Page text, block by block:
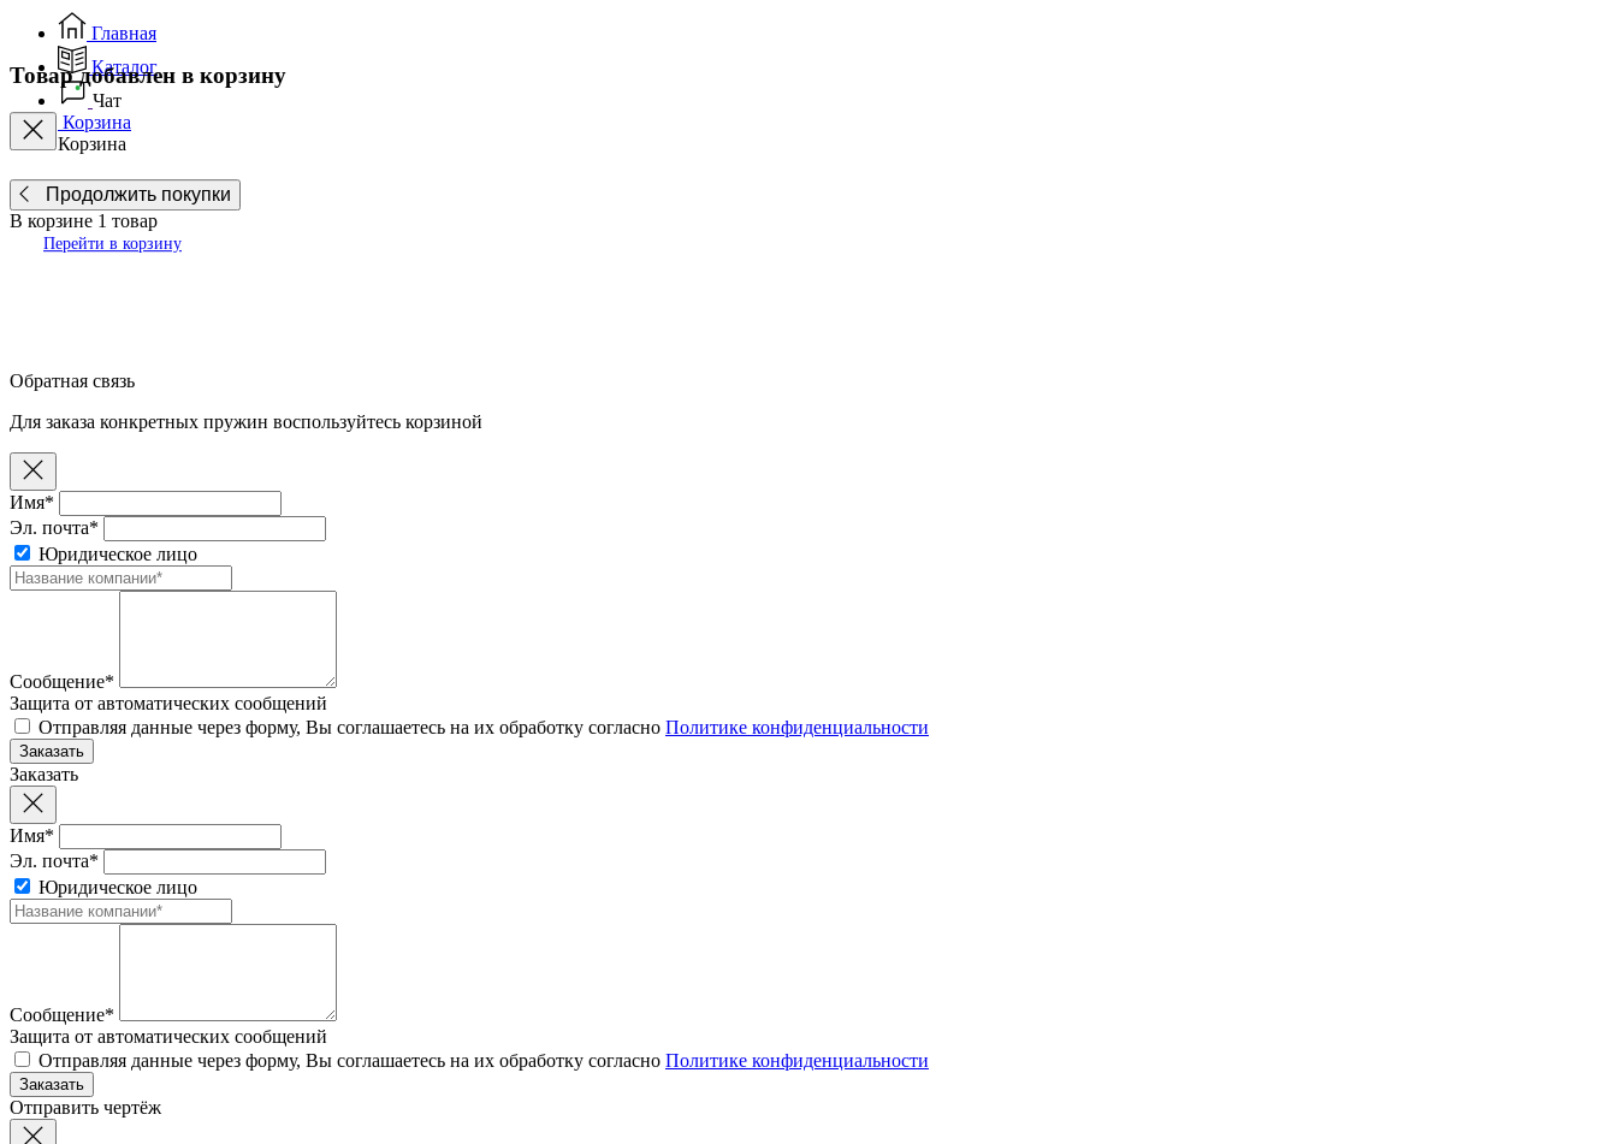
Главная
Каталог
Чат
Корзина
Корзина
Товар добавлен в корзину
Продолжить покупки
В корзине 1 товар
Перейти в корзину
Обратная связь
Для заказа конкретных пружин воспользуйтесь корзиной
Имя*
Эл. почта*
Юридическое лицо
Сообщение*
Защита от автоматических сообщений
Отправляя данные через форму, Вы соглашаетесь на их обработку согласно Политике конфиденциальности
Заказать
Имя*
Эл. почта*
Юридическое лицо
Сообщение*
Защита от автоматических сообщений
Отправляя данные через форму, Вы соглашаетесь на их обработку согласно Политике конфиденциальности
Отправить чертёж